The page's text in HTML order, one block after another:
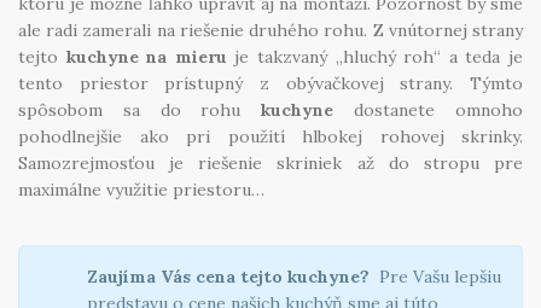
ale radi zamerali na riešenie druhého rohu. Z vnútornej strany
tejto kuchyne na mieru je takzvaný „hluchý roh“ a teda je
tento priestor prístupný z obývačkovej strany. Týmto
spôsobom sa do rohukuchyne dostanete omnoho
pohodlnejšie ako pri použití hlbokej rohovej skrinky.
Samozrejmosťou je riešenie skriniek až do stropu pre
maximálne využitie priestoru…
Zaujíma Vás cena tejto kuchyne? Pre Vašu lepšiu
predstavu o cene našich kuchýň sme aj túto